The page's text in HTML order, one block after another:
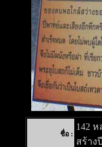
ชื่อ :
142
สร้าง